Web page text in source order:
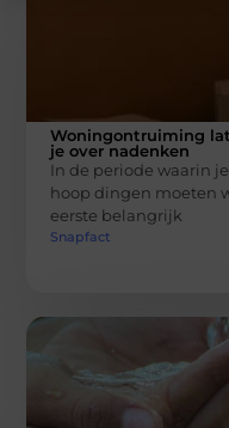
Woningontruiming
je over nadenken
In de periode waarin
hoop dingen moeten
eerste belangrijk
Snapfact